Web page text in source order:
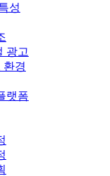
성
광고
환경
랫폼